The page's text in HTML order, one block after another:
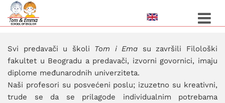
Toggle
Svi predavači u školi Tom i Ema su završili Filološki
fakultet u Beogradu a predavači, izvorni govornici, imaju
diplome međunarodnih univerziteta.
Naši profesori su posvećeni poslu; izuzetno su kreativni,
trude se da se prilagode individualnim potrebama